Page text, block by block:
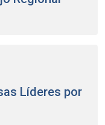
Líderes por